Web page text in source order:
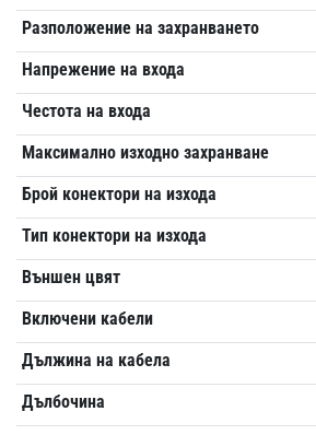
Разположение на захранването
Напрежение на входа
Честота на входа
Максимално изходно захранване
Брой конектори на изхода
Тип конектори на изхода
Външен цвят
Включени кабели
Дължина на кабела
Дълбочина